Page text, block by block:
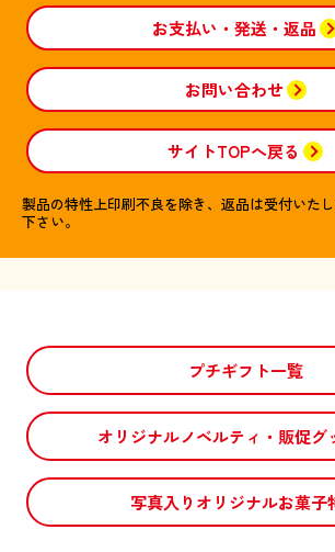
お支払い・発送・返品
お問い合わせ
サイトTOPへ戻る
製品の特性上印刷不良を除き、返品は受付いた
下さい。
プチギフト一覧
オリジナルノベルティ・販促グ
写真入りオリジナルお菓子